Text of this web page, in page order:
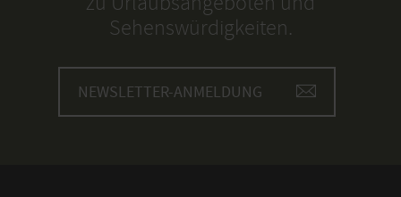
Sehenswürdigkeiten.
NEWSLETTER-ANMELDUNG